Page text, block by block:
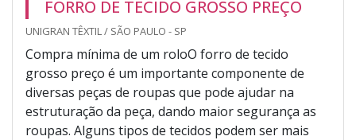
FORRO DE TECIDO GROSSO PREÇO
UNIGRAN TÊXTIL / SÃO PAULO - SP
Compra mínima de um roloO forro de tecido
grosso preço é um importante componente de
diversas peças de roupas que pode ajudar na
estruturação da peça, dando maior segurança as
roupas. Alguns tipos de tecidos podem ser mais